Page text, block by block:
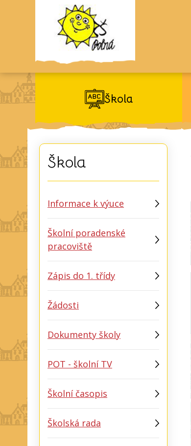
Škola
Škola
Informace k výuce
Školní poradenské
pracoviště
Zápis do 1. třídy
Žádosti
Dokumenty školy
POT - školní TV
Školní časopis
Školská rada